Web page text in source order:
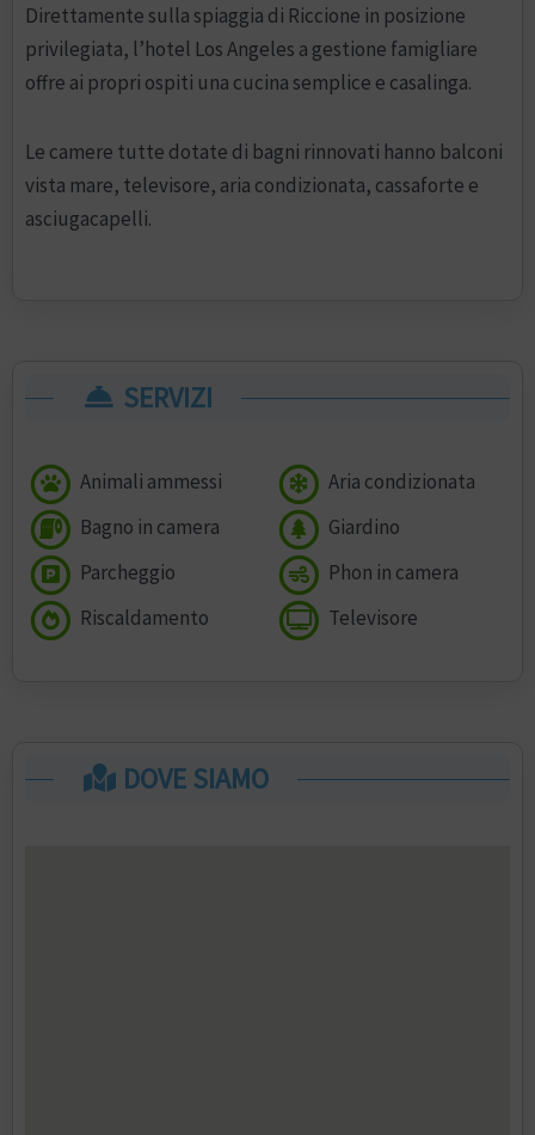
Direttamente sulla spiaggia di Riccione in posizione
privilegiata, l’hotel Los Angeles a gestione famigliare
offre ai propri ospiti una cucina semplice e casalinga.
Le camere tutte dotate di bagni rinnovati hanno balconi
vista mare, televisore, aria condizionata, cassaforte e
asciugacapelli.
SERVIZI
Animali ammessi
Aria condizionata
Bagno in camera
Giardino
Parcheggio
Phon in camera
Riscaldamento
Televisore
DOVE SIAMO